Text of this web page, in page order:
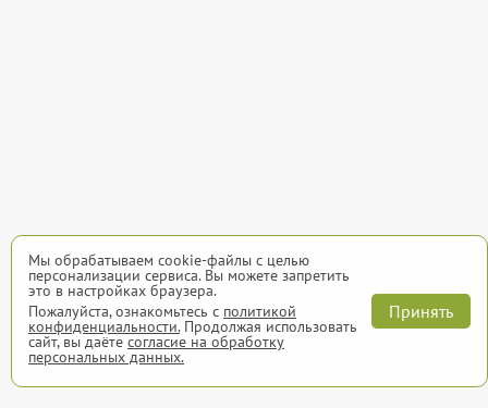
Мы обрабатываем cookie-файлы с целью
персонализации сервиса. Вы можете запретить
это в настройках браузера.
Пожалуйста, ознакомьтесь с политикой
конфиденциальности.Продолжая использовать
сайт, вы даёте согласие на обработку
персональных данных.
Принять